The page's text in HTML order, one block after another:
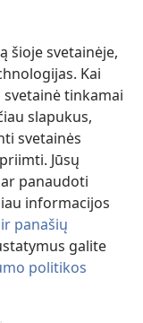
šioje svetainėje,
Kai
tinkamai
slapukus,
svetainės
Jūsų
panaudoti
informacijos
panašių
galite
politikos
of Pennsylvania.